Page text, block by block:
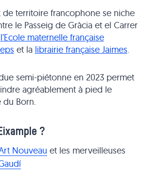
territoire francophone se niche
le Passeig de Gràcia et el Carrer
l’Ecole maternelle française
et la librairie française Jaimes.
semi-piétonne en 2023 permet
agréablement à pied le
Born.
?
Nouveau et les merveilleuses